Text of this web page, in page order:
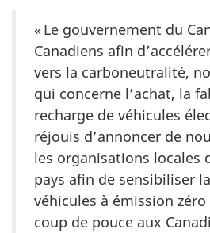
« Le gouvernement du
Canadiens afin
vers la carboneutralité,
qui concerne l’achat, la
recharge de véhicules
réjouis d’annoncer de
les organisations locales
pays afin de sensibiliser
véhicules à émission
coup de pouce aux